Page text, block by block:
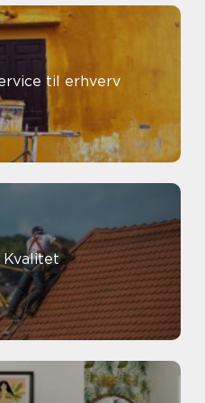
til erhverv
Kvalitet